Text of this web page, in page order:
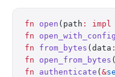
fn open (path : impl
fn open_with_config
fn from_bytes (data :
fn open_from_bytes
fn authenticate ( &